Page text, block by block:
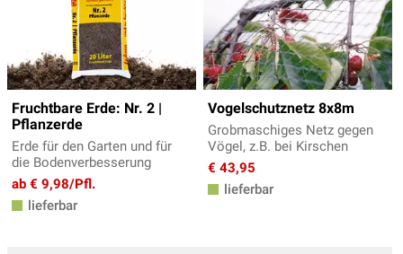
Fruchtbare Erde: Nr. 2 |
Pflanzerde
Erde für den Garten und für
die Bodenverbesserung
ab € 9,98/Pfl.
lieferbar
Vogelschutznetz 8x8m
Grobmaschiges Netz gegen
Vögel, z.B. bei Kirschen
€ 43,95
lieferbar